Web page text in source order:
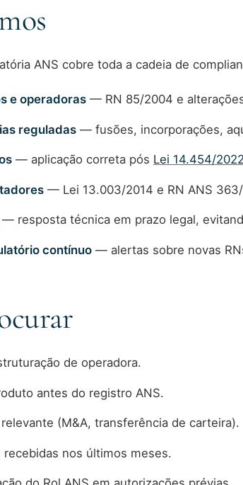
ANS cobre toda a cadeia de
e operadoras — RN 85/2004 e
reguladas — fusões, incorporações,
— aplicação correta pós Lei 14.454/2022
— Lei 13.003/2014 e RN ANS
— resposta técnica em prazo legal,
contínuo — alertas sobre novas
de operadora.
antes do registro ANS.
(M&A, transferência de carteira).
recebidas nos últimos meses.